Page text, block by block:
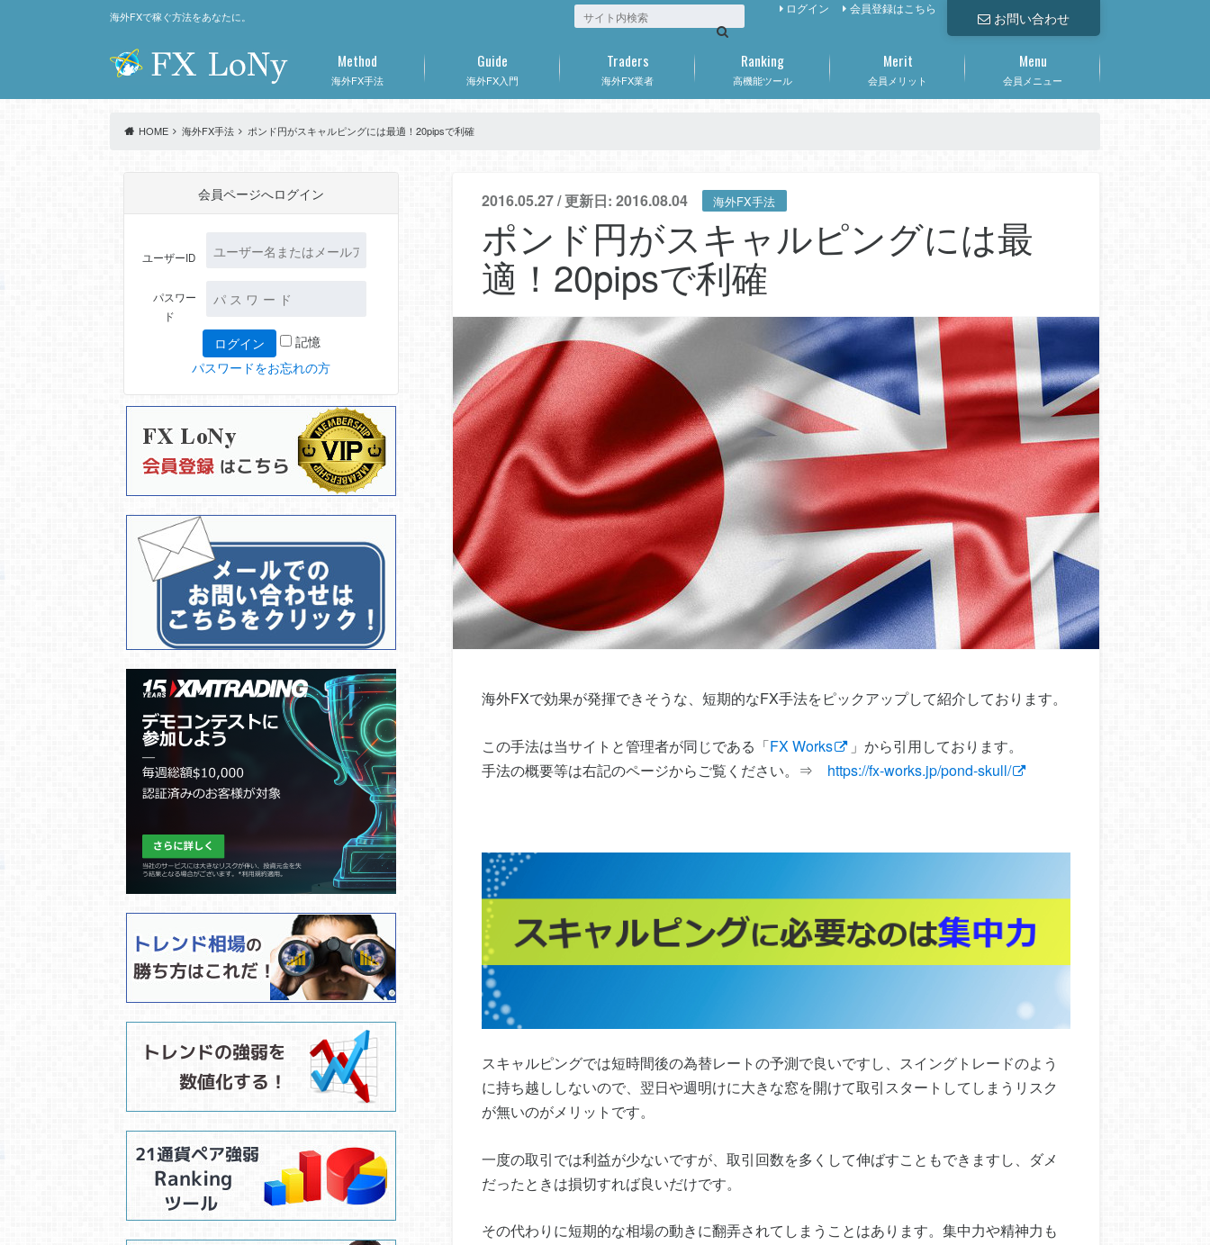
海外FXで稼ぐ方法をあなたに。 お問い合わせ
ログイン 会員登録はこちら
海外FX手法
Method
海外FX入門
Guide
海外FX業者
Traders
高機能ツール
Ranking
会員メリット
Merit
会員メニュー
Menu
HOME 海外FX手法 ポンド円がスキャルピングには最適！20pipsで利確
2016.05.27 / 更新日: 2016.08.04 海外FX手法
ポンド円がスキャルピングには最
適！20pipsで利確
海外FXで効果が発揮できそうな、短期的なFX手法をピックアップして紹介しております。
この手法は当サイトと管理者が同じである「FX Works
」から引用しております。
手法の概要等は右記のページからご覧ください。⇒ https://fx-works.jp/pond-skull/
スキャルピングでは短時間後の為替レートの予測で良いですし、スイングトレードのよう
に持ち越ししないので、翌日や週明けに大きな窓を開けて取引スタートしてしまうリスク
が無いのがメリットです。
一度の取引では利益が少ないですが、取引回数を多くして伸ばすこともできますし、ダメ
だったときは損切すれば良いだけです。
その代わりに短期的な相場の動きに翻弄されてしまうことはあります。集中力や精神力も
会員ページへログイン
ユーザーID
パスワー
ド
記憶
パスワードをお忘れの方